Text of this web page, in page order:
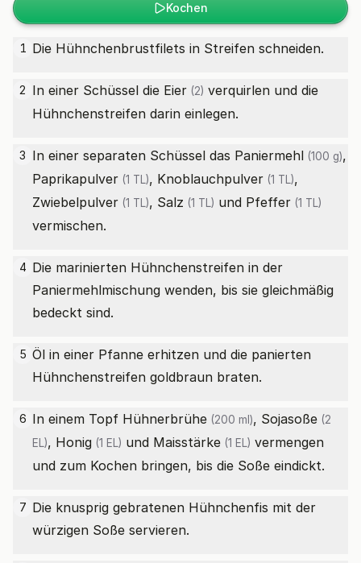
Kochen
1 Die Hühnchenbrustfilets in Streifen schneiden.
2 In einer Schüssel die Eier (2) verquirlen und die
Hühnchenstreifen darin einlegen.
3 In einer separaten Schüssel das Paniermehl (100 g),
Paprikapulver (1 TL), Knoblauchpulver (1 TL),
Zwiebelpulver (1 TL), Salz (1 TL) und Pfeffer (1 TL)
vermischen.
4 Die marinierten Hühnchenstreifen in der
Paniermehlmischung wenden, bis sie gleichmäßig
bedeckt sind.
5 Öl in einer Pfanne erhitzen und die panierten
Hühnchenstreifen goldbraun braten.
6 In einem Topf Hühnerbrühe (200 ml), Sojasoße (2
EL), Honig (1 EL) und Maisstärke (1 EL) vermengen
und zum Kochen bringen, bis die Soße eindickt.
7 Die knusprig gebratenen Hühnchenfis mit der
würzigen Soße servieren.